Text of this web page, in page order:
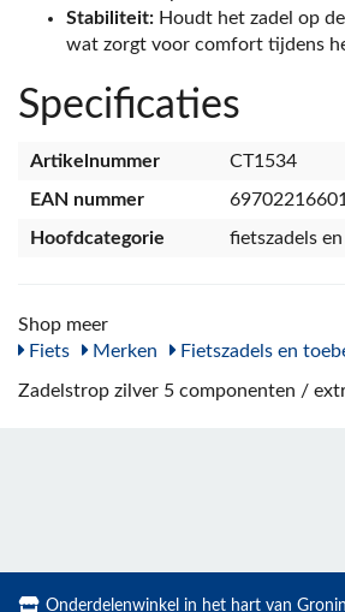
Stabiliteit: Houdt het zadel op
wat zorgt voor comfort tijdens
Specificaties
Artikelnummer
CT1534
EAN nummer
Hoofdcategorie
fietszadels
Shop meer
Fiets
Merken Fietszadels en
Zadelstrop zilver 5 componenten /
Onderdelenwinkel in het hart van